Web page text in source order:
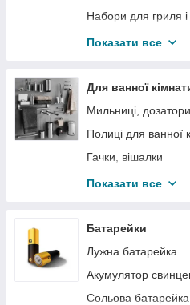
Ваги
Кліматичне
Набори для гриля
Грати для гриля
Казани
Показати все
Для ванної
Мильниці,
Полиці для ванної
Гачки, вішалки
Тримачі для
Набори аксесуарів
Антиковзні килимки
Склянки для
Показати все
Батарейки
Лужна батарейка
Акумулятор
Сольова батарейка